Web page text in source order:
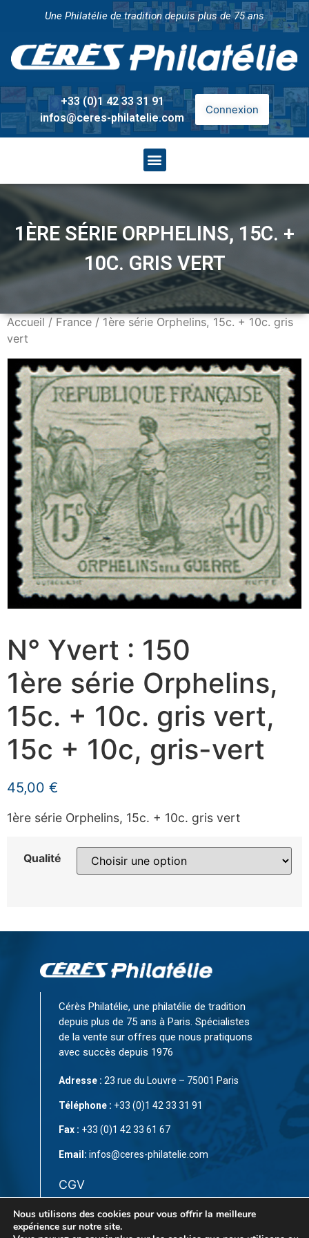
Une Philatélie de tradition depuis plus de 75 ans
+33 (0)1 42 33 31 91
infos@ceres-philatelie.com
Connexion
1ÈRE SÉRIE ORPHELINS, 15C. +
10C. GRIS VERT
Accueil/France/ 1ère série Orphelins, 15c. + 10c. gris
vert
N° Yvert : 150
1ère série Orphelins,
15c. + 10c. gris vert,
15c + 10c, gris-vert
45,00 €
1ère série Orphelins, 15c. + 10c. gris vert
Qualité
Cérès Philatélie, une philatélie de tradition
depuis plus de 75 ans à Paris. Spécialistes
de la vente sur offres que nous pratiquons
avec succès depuis 1976
Adresse : 23 rue du Louvre – 75001 Paris
Téléphone : +33 (0)1 42 33 31 91
Fax : +33 (0)1 42 33 61 67
Email: infos@ceres-philatelie.com
CGV
Mentions légales
Nous utilisons des cookies pour vous offrir la meilleure
expérience sur notre site.